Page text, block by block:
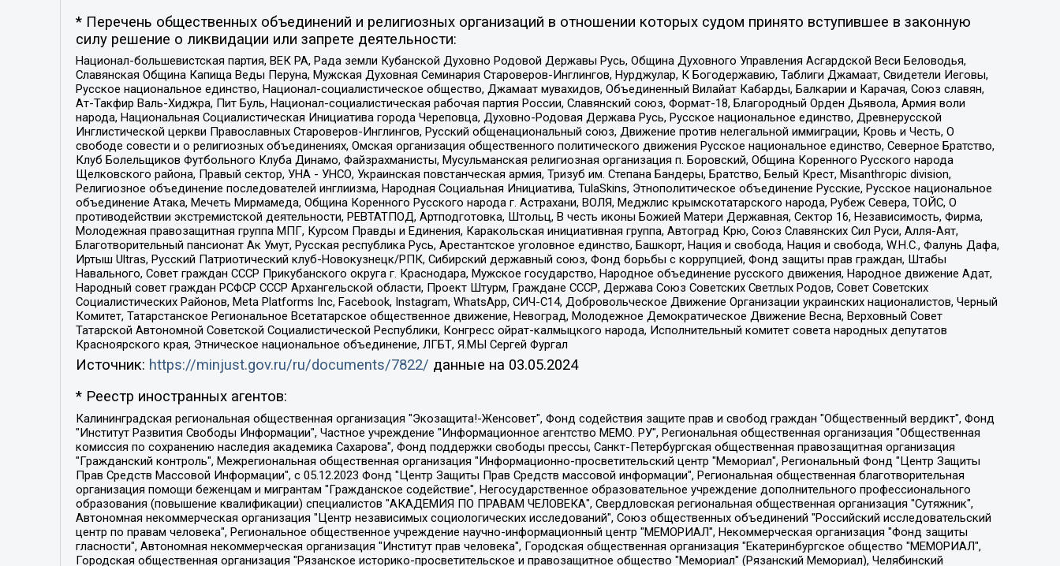
* Перечень общественных объединений и религиозных организаций в отношении которых судом принято вступившее в законную
силу решение о ликвидации или запрете деятельности:
Национал-большевистская партия, ВЕК РА, Рада земли Кубанской Духовно Родовой Державы Русь, Община Духовного Управления Асгардской Веси Беловодья,
Славянская Община Капища Веды Перуна, Мужская Духовная Семинария Староверов-Инглингов, Нурджулар, К Богодержавию, Таблиги Джамаат, Свидетели Иеговы,
Русское национальное единство, Национал-социалистическое общество, Джамаат мувахидов, Объединенный Вилайат Кабарды, Балкарии и Карачая, Союз славян,
Ат-Такфир Валь-Хиджра, Пит Буль, Национал-социалистическая рабочая партия России, Славянский союз, Формат-18, Благородный Орден Дьявола, Армия воли
народа, Национальная Социалистическая Инициатива города Череповца, Духовно-Родовая Держава Русь, Русское национальное единство, Древнерусской
Инглистической церкви Православных Староверов-Инглингов, Русский общенациональный союз, Движение против нелегальной иммиграции, Кровь и Честь, О
свободе совести и о религиозных объединениях, Омская организация общественного политического движения Русское национальное единство, Северное Братство,
Клуб Болельщиков Футбольного Клуба Динамо, Файзрахманисты, Мусульманская религиозная организация п. Боровский, Община Коренного Русского народа
Щелковского района, Правый сектор, УНА - УНСО, Украинская повстанческая армия, Тризуб им. Степана Бандеры, Братство, Белый Крест, Misanthropic division,
Религиозное объединение последователей инглиизма, Народная Социальная Инициатива, TulaSkins, Этнополитическое объединение Русские, Русское национальное
объединение Атака, Мечеть Мирмамеда, Община Коренного Русского народа г. Астрахани, ВОЛЯ, Меджлис крымскотатарского народа, Рубеж Севера, ТОЙС, О
противодействии экстремистской деятельности, РЕВТАТПОД, Артподготовка, Штольц, В честь иконы Божией Матери Державная, Сектор 16, Независимость, Фирма,
Молодежная правозащитная группа МПГ, Курсом Правды и Единения, Каракольская инициативная группа, Автоград Крю, Союз Славянских Сил Руси, Алля-Аят,
Благотворительный пансионат Ак Умут, Русская республика Русь, Арестантское уголовное единство, Башкорт, Нация и свобода, Нация и свобода, W.H.С., Фалунь Дафа,
Иртыш Ultras, Русский Патриотический клуб-Новокузнецк/РПК, Сибирский державный союз, Фонд борьбы с коррупцией, Фонд защиты прав граждан, Штабы
Навального, Совет граждан СССР Прикубанского округа г. Краснодара, Мужское государство, Народное объединение русского движения, Народное движение Адат,
Народный совет граждан РСФСР СССР Архангельской области, Проект Штурм, Граждане СССР, Держава Союз Советских Светлых Родов, Совет Советских
Социалистических Районов, Meta Platforms Inc, Facebook, Instagram, WhatsApp, СИЧ-С14, Добровольческое Движение Организации украинских националистов, Черный
Комитет, Татарстанское Региональное Всетатарское общественное движение, Невоград, Молодежное Демократическое Движение Весна, Верховный Совет
Татарской Автономной Советской Социалистической Республики, Конгресс ойрат-калмыцкого народа, Исполнительный комитет совета народных депутатов
Красноярского края, Этническое национальное объединение, ЛГБТ, Я.МЫ Сергей Фургал
Источник: https://minjust.gov.ru/ru/documents/7822/ данные на 03.05.2024
* Реестр иностранных агентов:
Калининградская региональная общественная организация "Экозащита!-Женсовет", Фонд содействия защите прав и свобод граждан "Общественный вердикт", Фонд "Институт Развития Свободы Информации", Частное учреждение "Информационное агентство МЕМО. РУ", Региональная общественная организация "Общественная комиссия по сохранению наследия академика Сахарова", Фонд поддержки свободы прессы, Санкт-Петербургская общественная правозащитная организация "Гражданский контроль", Межрегиональная общественная организация "Информационно-просветительский центр "Мемориал", Региональный Фонд "Центр Защиты Прав Средств Массовой Информации", с 05.12.2023 Фонд "Центр Защиты Прав Средств массовой информации", Региональная общественная благотворительная организация помощи беженцам и мигрантам "Гражданское содействие", Негосударственное образовательное учреждение дополнительного профессионального образования (повышение квалификации) специалистов "АКАДЕМИЯ ПО ПРАВАМ ЧЕЛОВЕКА", Свердловская региональная общественная организация "Сутяжник", Автономная некоммерческая организация "Центр независимых социологических исследований", Союз общественных объединений "Российский исследовательский центр по правам человека", Региональное общественное учреждение научно-информационный центр "МЕМОРИАЛ", Некоммерческая организация "Фонд защиты гласности", Автономная некоммерческая организация "Институт прав человека", Городская общественная организация "Екатеринбургское общество "МЕМОРИАЛ", Городская общественная организация "Рязанское историко-просветительское и правозащитное общество "Мемориал" (Рязанский Мемориал), Челябинский региональный орган общественной самодеятельности – женское общественное объединение "Женщины Евразии", Челябинский региональный орган общественной самодеятельности "Уральская правозащитная группа", Фонд содействия защите здоровья и социальной справедливости имени Андрея Рылькова, Автономная Некоммерческая Организация "Аналитический Центр Юрия Левады", Автономная некоммерческая организация социальной поддержки населения "Проект Апрель", Региональная общественная организация помощи женщинам и детям, находящимся в кризисной ситуации "Информационно-методический центр "Анна", Фонд содействия развитию массовых коммуникаций и правовому просвещению "Так-так-Так", Фонд содействия устойчивому развитию "Серебряная тайга", Свердловский региональный общественный фонд социальных проектов "Новое время", "Idel.Реалии", Кавказ.Реалии, Крым.Реалии, Телеканал Настоящее Время, Татаро-башкирская служба Радио Свобода (Azatliq Radiosi), Радио Свободная Европа/Радио Свобода (PCE/PC), "Сибирь.Реалии", "Фактограф", Благотворительный фонд помощи осужденным и их семьям, Автономная некоммерческая организация "Институт глобализации и социальных движений", Фонд "В защиту прав заключенных", Частное учреждение "Центр поддержки и содействия развитию средств массовой информации", Пензенский региональный общественный благотворительный фонд "Гражданский союз", "Север.Реалии", Некоммерческая организация Фонд "Правовая инициатива", Общество с ограниченной ответственностью "Радио Свободная Европа/Радио Свобода", Чешское информационное агентство "MEDIUM-ORIENT", Красноярская региональная общественная организация "Мы против СПИДа", Камалягин Денис Николаевич, Маркелов Сергей Евгеньевич, Пономарев Лев Александрович, Савицкая Людмила Алексеевна, Автономная некоммерческая организация "Центр по работе с проблемой насилия "НАСИЛИЮ.НЕТ", Межрегиональный профессиональный союз работников здравоохранения "Альянс врачей", Юридическое лицо, зарегистрированное в Латвийской Республике, SIA "Medusa Project" (регистрационный номер 40103797863, дата регистрации 10.06.2014), Некоммерческая организация "Фонд по борьбе с коррупцией", Автономная некоммерческая организация "Институт права и публичной политики", Баданин Роман Сергеевич, Гликин Максим Александрович, Железнова Мария Михайловна, Лукьянова Юлия Сергеевна, Маетная Елизавета Витальевна, Маняхин Петр Борисович, Чуракова Ольга Владимировна, Ярош Юлия Петровна, Юридическое лицо "The Insider SIA", зарегистрированное в Риге, Латвийская Республика (дата регистрации 26.06.2015), являющееся администратором доменного имени интернет-издания "The Insider SIA", https://theins.ru, Постернак Алексей Евгеньевич, Рубин Михаил Аркадьевич, Анин Роман Александрович, Юридическое лицо Istories fonds, зарегистрированное в Латвийской Республике (регистрационный номер 50008295751, дата регистрации 24.02.2020), Великовский Дмитрий Александрович, Долинина Ирина Николаевна, Мароховская Алеся Алексеевна, Шлейнов Роман Юрьевич, Шмагун Олеся Валентиновна, Общество с ограниченной ответственностью "Альтаир 2021", Общество с ограниченной ответственностью "Вега 2021", Общество с ограниченной ответственностью "Главный редактор 2021", Общество с ограниченной ответственностью "Ромашки монолит", Важенков Артем Валерьевич, Ивановская областная общественная организация "Центр гендерных исследований", Гурман Юрий Альбертович, Медиапроект "ОВД-Инфо", Егоров Владимир Владимирович, Жилинский Владимир Александрович, Общество с ограниченной ответственностью "ЗП", Иванова София Юрьевна, Карезина Инна Павловна, Кильтау Екатерина Викторовна, Петров Алексей Викторович, Пискунов Сергей Евгеньевич, Смирнов Сергей Сергеевич, Тихонов Михаил Сергеевич, Общество с ограниченной ответственностью "ЖУРНАЛИСТ-ИНОСТРАННЫЙ АГЕНТ", Арапова Галина Юрьевна, Вольтская Татьяна Анатольевна, Американская компания "Mason G.E.S. Anonymous Foundation" (США), являющаяся владельцем интернет-издания https://mnews.world/, Компания "Stichting Bellingcat", зарегистрированная в Нидерландах (дата регистрации 11.07.2018), Захаров Андрей Вячеславович, Клепиковская Екатерина Дмитриевна, Общество с ограниченной ответственностью "МЕМО", Перл Роман Александрович, Симонов Евгений Алексеевич, Соловьева Елена Анатольевна, Сотников Даниил Владимирович, Сурначева Елизавета Дмитриевна, Автономная некоммерческая организация по защите прав человека и информированию населения "Якутия – Наше Мнение", Общество с ограниченной ответственностью "Москоу диджитал медиа", с 26.01.2023 Общество с ограниченной ответственностью "Чайка Белые сады", Ветошкина Валерия Валерьевна, Заговора Максим Александрович, Межрегиональное общественное движение "Российская ЛГБТ - сеть", Оленичев Максим Владимирович, Павлов Иван Юрьевич, Скворцова Елена Сергеевна, Общество с ограниченной ответственностью "Как бы инагент", Кочетков Игорь Викторович, Общество с ограниченной ответственностью "Честные выборы", Еланчик Олег Александрович, Общество с ограниченной ответственностью "Нобелевский призыв", Гималова Регина Эмилевна, Григорьев Андрей Валерьевич, Григорьева Алина Александровна, Ассоциация по содействию защите прав призывников, альтернативнослужащих и военнослужащих "Правозащитная группа "Гражданин.Армия.Право", Хисамова Регина Фаритовна, Автономная некоммерческая организация по реализации социально-правовых программ "Лилит", Дальневосточное общественное движение "Маяк", Санкт-Петербургская ЛГБТ-инициативная группа "Выход", Инициативная группа ЛГБТ+ "Реверс", Алексеев Андрей Викторович, Бекбулатова Таисия Львовна, Беляев Иван Михайлович, Владыкина Елена Сергеевна, Гельман Марат Александрович, Никульшина Вероника Юрьевна, Толоконникова Надежда Андреевна, Шендерович Виктор Анатольевич, Общество с ограниченной ответственностью "Данное сообщение", Общество с ограниченной ответственностью Издательский дом "Новая глава", Айнбиндер Александра Александровна, Московский комьюнити-центр для ЛГБТ+инициатив, Благотворительный фонд развития филантропии, Deutsche Welle (Германия, Kurt-Schumacher-Strasse 3, 53113 Bonn), Борзунова Мария Михайловна, Воробьев Виктор Викторович, Голубева Анна Львовна, Константинова Алла Михайловна, Малкова Ирина Владимировна, Мурадов Мурад Абдулгалимович, Осетинская Елизавета Николаевна, Понасенков Евгений Николаевич, Ганапольский Матвей Юрьевич, Киселев Евгений Алексеевич, Борухович Ирина Григорьевна, Дремин Иван Тимофеевич, Дубровский Дмитрий Викторович, Красноярская региональная общественная организация поддержки и развития альтернативных образовательных технологий и межкультурных коммуникаций "ИНТЕРРА", Маяковская Екатерина Алексеевна, Фейгин Марк Захарович, Филимонов Андрей Викторович, Дзугкоева Регина Николаевна, Доброхотов Роман Александрович, Дудь Юрий Александрович, Елкин Сергей Владимирович, Кругликов Кирилл Игоревич, Сабунаева Мария Леонидовна, Семенов Алексей Владимирович, Шаинян Карен Багратович, Шульман Екатерина Михайловна, Асафьев Артур Валерьевич, Вахштайн Виктор Семенович, Венедиктов Алексей Алексеевич, Лушникова Екатерина Евгеньевна, Волков Леонид Михайлович, Невзоров Александр Глебович, Пархоменко Сергей Борисович, Сироткин Ярослав Николаевич, Кара-Мурза Владимир Владимирович, Баранова Наталья Владимировна, Гозман Леонид Яковлевич, Кагарлицкий Борис Юльевич, Климарев Михаил Валерьевич, Милов Владимир Станиславович, Автономная некоммерческая организация Краснодарский центр современного искусства "Типография", Моргенштерн Алишер Тагирович, Соболь Любовь Эдуардовна, Общество с ограниченной ответственностью "ЛИЗА НОРМ", Каспаров Гарри Кимович, Ходорковский Михаил Борисович, Общество с ограниченной ответственностью "Апрельские тезисы", Данилович Ирина Брониславовна, Кашин Олег Владимирович, Петров Николай Владимирович, Пивоваров Алексей Владимирович, Соколов Михаил Владимирович, Цветкова Юлия Владимировна, Чичваркин Евгений Александрович, Комитет против пыток/Команда против пыток, Общество с ограниченной ответственностью "Первый научный", Общество с ограниченной ответственностью "Вертолет и ко", Белоцерковская Вероника Борисовна, Кац Максим Евгеньевич, Лазарева Татьяна Юрьевна, Шаведдинов Руслан Табризович, Яшин Илья Валерьевич, Общество с ограниченной ответственностью "Иноагент ААВ", Алешковский Дмитрий Петрович, Альбац Евгения Марковна, Быков Дмитрий Львович, Галямина Юлия Евгеньевна, Лойко Сергей Леонидович, Мартынов Кирилл Константинович, Медведев Сергей Александрович, Крашенинников Федор Геннадиевич, Гордеева Катерина Вл